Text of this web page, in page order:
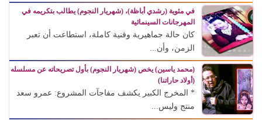
في مئوية (رشدي أباظة)، (شهريار النجوم) يطالب بتكريمه في
المهرجانات السينمائية
كان حالة جماهيرية وفنية كاملة، استطاعت أن تعبر
الزمن، وأن...
(محمد ياسين) يخص (شهريار النجوم) بأول تصريحاته عن مسلسله
(أولاد حاراتنا)
* المخرج الكبير يكشف مفاجآت المشروع: عمرو سعد
منتج وليس...